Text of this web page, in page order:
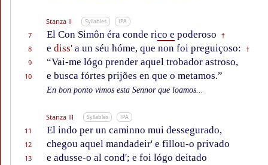
Stanza II Syllables IPA
7 El Con Simôn éra conde rico e poderoso †
8 e diss' a un séu hóme, que non foi preguiçoso: †
9 “Vai-me lógo prender aquel trobador astroso,
10 e busca fórtes prijões en que o metamos.”
En bon ponto vimos esta Sennor que loamos...
Stanza III Syllables IPA
11 El indo per un caminno mui dessegurado,
12 chegou aquel mandadeir' e fillou-o privado
13 e adusse-o al cond'; e foi lógo deitado